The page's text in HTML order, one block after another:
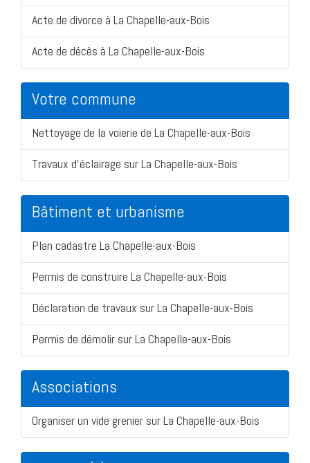
Acte de divorce à La Chapelle-aux-Bois
Acte de décès à La Chapelle-aux-Bois
Votre commune
Nettoyage de la voierie de La Chapelle-aux-Bois
Travaux d'éclairage sur La Chapelle-aux-Bois
Bâtiment et urbanisme
Plan cadastre La Chapelle-aux-Bois
Permis de construire La Chapelle-aux-Bois
Déclaration de travaux sur La Chapelle-aux-Bois
Permis de démolir sur La Chapelle-aux-Bois
Associations
Organiser un vide grenier sur La Chapelle-aux-Bois